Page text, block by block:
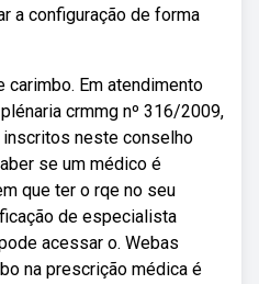
a configuração de forma
Em atendimento
crmmg nº 316/2009,
neste conselho
se um médico é
que ter o rqe no seu
de especialista
acessar o. Webas
na prescrição médica é